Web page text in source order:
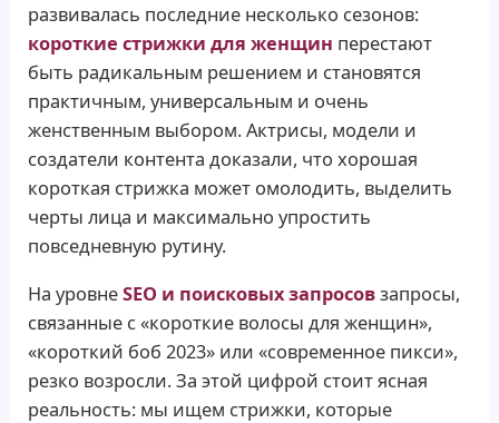
развивалась последние несколько сезонов:
короткие стрижки для женщин перестают
быть радикальным решением и становятся
практичным, универсальным и очень
женственным выбором. Актрисы, модели и
создатели контента доказали, что хорошая
короткая стрижка может омолодить, выделить
черты лица и максимально упростить
повседневную рутину.
На уровнеSEO и поисковых запросовзапросы,
связанные с «короткие волосы для женщин»,
«короткий боб 2023» или «современное пикси»,
резко возросли. За этой цифрой стоит ясная
реальность: мы ищем стрижки, которые